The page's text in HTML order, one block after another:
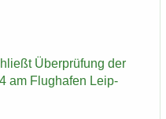
Über­prü­fung der
am Flug­ha­fen Leip­